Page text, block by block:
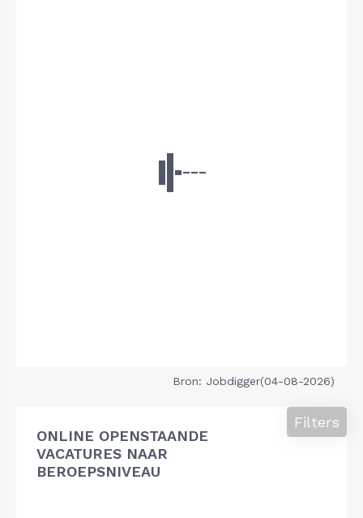
Bron: Jobdigger(04-08-2026)
ONLINE OPENSTAANDE
VACATURES NAAR
BEROEPSNIVEAU
Filters